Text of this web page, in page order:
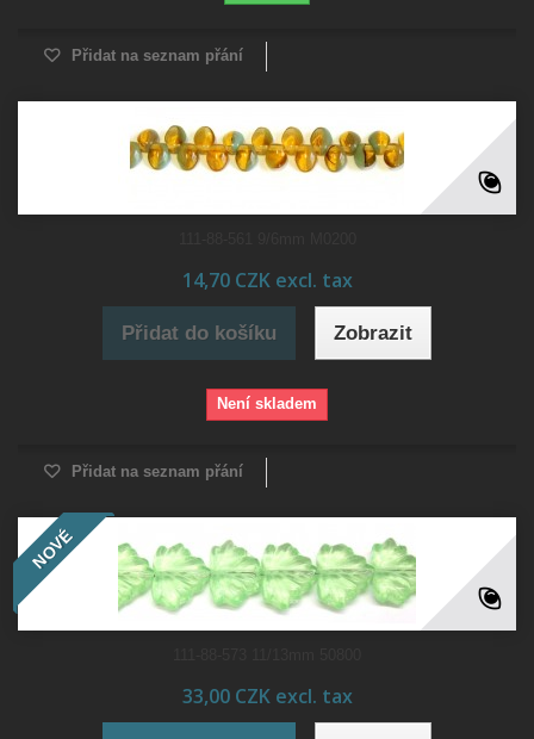
Přidat na seznam přání
14,70 CZK excl. tax
Přidat do košíku Zobrazit
Není skladem
Přidat na seznam přání
NOVÉ
33,00 CZK excl. tax